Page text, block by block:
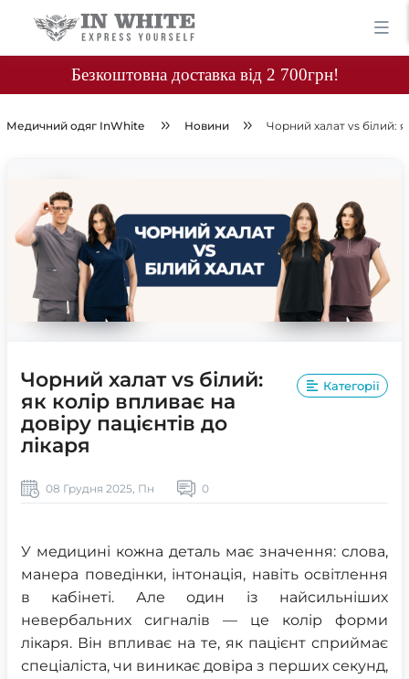
Безкоштовна доставка від 2 700грн!
Медичний одяг InWhite Новини Чорний халат vs білий:
Чорний халат vs білий:
як колір впливає на
довіру пацієнтів до
лікаря
Категорії
08 Грудня 2025, Пн 0
У медицині кожна деталь має значення: слова,
манера поведінки, інтонація, навіть освітлення
в кабінеті. Але один із найсильніших
невербальних сигналів — це колір форми
лікаря. Він впливає на те, як пацієнт сприймає
спеціаліста, чи виникає довіра з перших секунд,